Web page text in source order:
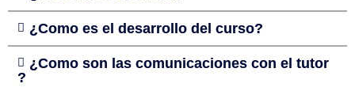
¿Como es el desarrollo del curso?
¿Como son las comunicaciones con el tutor
?